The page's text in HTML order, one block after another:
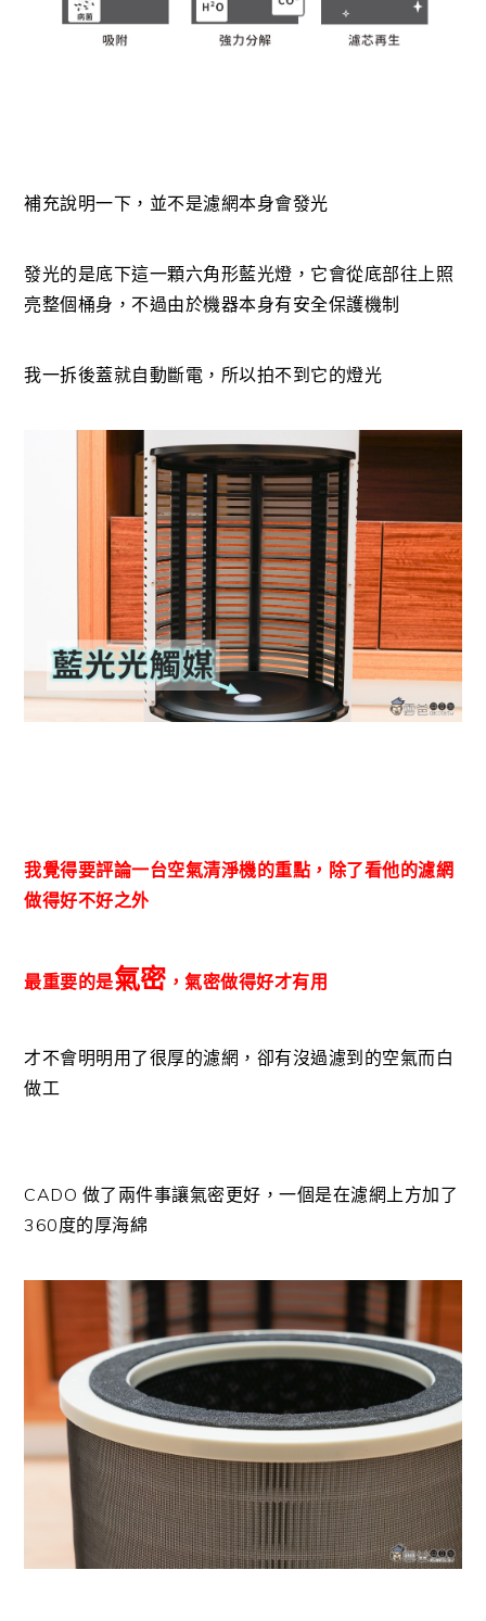
補充說明一下，並不是濾網本身會發光
發光的是底下這一顆六角形藍光燈，它會從底部往上照
亮整個桶身，不過由於機器本身有安全保護機制
我一拆後蓋就自動斷電，所以拍不到它的燈光
我覺得要評論一台空氣清淨機的重點，除了看他的濾網
做得好不好之外
最重要的是氣密 ，氣密做得好才有用
才不會明明用了很厚的濾網，卻有沒過濾到的空氣而白
做工
CADO 做了兩件事讓氣密更好，一個是在濾網上方加了
360度的厚海綿